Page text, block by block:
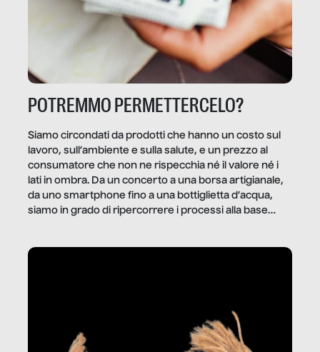
POTREMMO PERMETTERCELO?
Siamo circondati da prodotti che hanno un costo sul
lavoro, sull’ambiente e sulla salute, e un prezzo al
consumatore che non ne rispecchia né il valore né i
lati in ombra. Da un concerto a una borsa artigianale,
da uno smartphone fino a una bottiglietta d’acqua,
siamo in grado di ripercorrere i processi alla base
dietro gli oggetti e i servizi che fanno la nostra vita